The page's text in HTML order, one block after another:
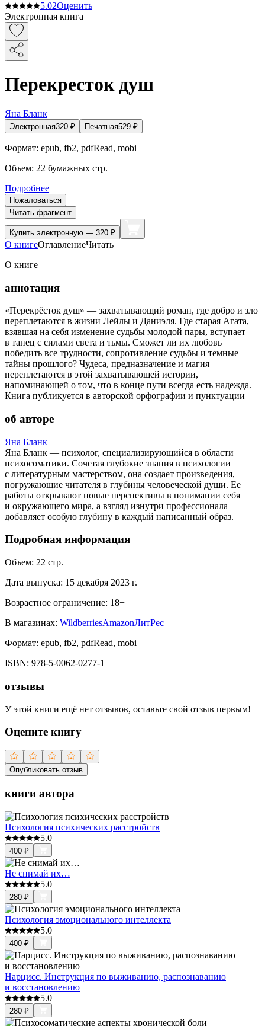
5.02Оценить
Электронная книга
Перекресток душ
Яна Бланк
Электронная320 ₽ Печатная529 ₽
Формат: epub, fb2, pdfRead, mobi
Объем: 22 бумажных стр.
Подробнее
Пожаловаться
Читать фрагмент
Купить электронную — 320 ₽
О книгеОглавлениеЧитать
О книге
аннотация
«Перекрёсток душ» — захватывающий роман, где добро и зло
переплетаются в жизни Лейлы и Даниэля. Где старая Агата,
взявшая на себя изменение судьбы молодой пары, вступает
в танец с силами света и тьмы. Сможет ли их любовь
победить все трудности, сопротивление судьбы и темные
тайны прошлого? Чудеса, предназначение и магия
переплетаются в этой захватывающей истории,
напоминающей о том, что в конце пути всегда есть надежда.
Книга публикуется в авторской орфографии и пунктуации
об авторе
Яна Бланк
Яна Бланк — психолог, специализирующийся в области
психосоматики. Сочетая глубокие знания в психологии
с литературным мастерством, она создает произведения,
погружающие читателя в глубины человеческой души. Ее
работы открывают новые перспективы в понимании себя
и окружающего мира, а взгляд изнутри профессионала
добавляет особую глубину в каждый написанный образ.
Подробная информация
Объем: 22 стр.
Дата выпуска: 15 декабря 2023 г.
Возрастное ограничение: 18+
В магазинах: WildberriesAmazonЛитРес
Формат: epub, fb2, pdfRead, mobi
ISBN: 978-5-0062-0277-1
отзывы
У этой книги ещё нет отзывов, оставьте свой отзыв первым!
Оцените книгу
Опубликовать отзыв
книги автора
Психология психических расстройств
5.0
400 ₽
Не снимай их…
5.0
280 ₽
Психология эмоционального интеллекта
5.0
400 ₽
Нарцисс. Инструкция по выживанию, распознаванию
и восстановлению
5.0
280 ₽